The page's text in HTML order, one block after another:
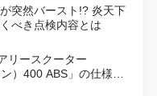
突然バースト!? 炎天下
べき点検内容とは
リースクーター
）400 ABS」の仕様を